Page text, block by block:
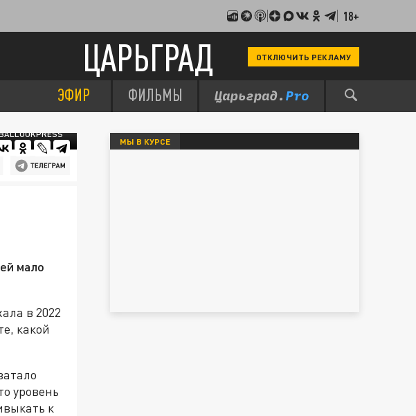
18+
ЦАРЬГРАД ОТКЛЮЧИТЬ РЕКЛАМУ
ЭФИР ФИЛЬМЫ
мало
в 2022
какой
уровень
к
МЫ В КУРСЕ